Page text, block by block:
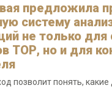
предложила
систему
не только для
ТОР, но и для
позволит понять,